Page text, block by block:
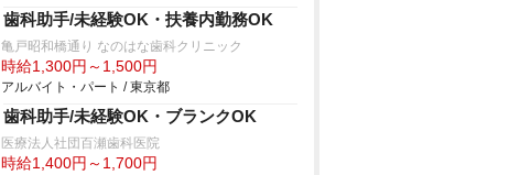
歯科助手/未経験OK・扶養内勤務OK
亀戸昭和橋通り なのはな歯科クリニック
時給1,300円～1,500円
アルバイト・パート / 東京都
歯科助手/未経験OK・ブランクOK
医療法人社団百瀬歯科医院
時給1,400円～1,700円